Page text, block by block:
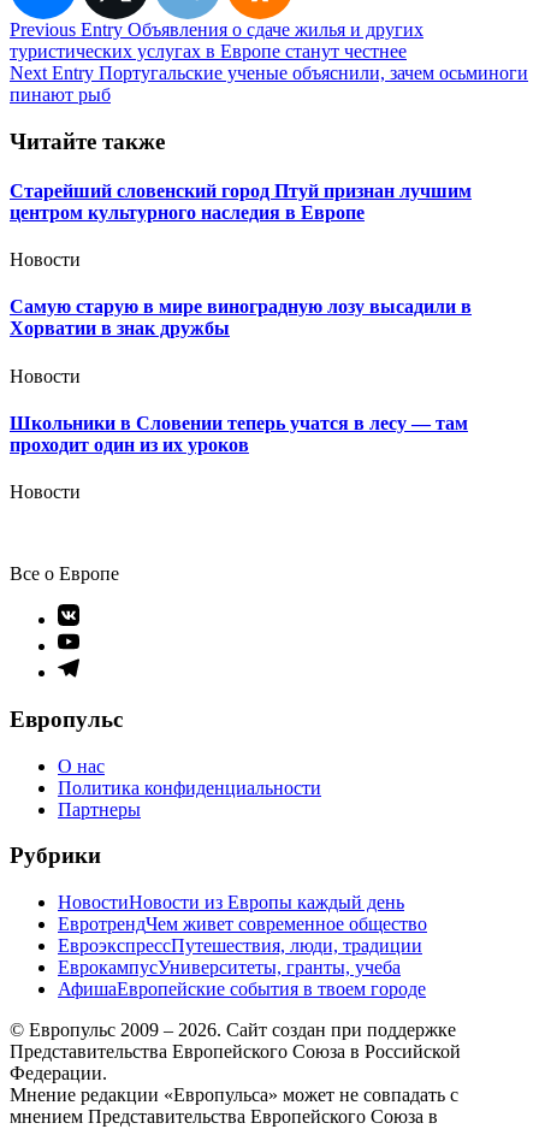
Навигация
по
записям
Previous Entry Объявления о сдаче жилья и других
туристических услугах в Европе станут честнее
Next Entry Португальские ученые объяснили, зачем осьминоги
пинают рыб
Читайте также
Старейший словенский город Птуй признан лучшим
центром культурного наследия в Европе
Новости
Самую старую в мире виноградную лозу высадили в
Хорватии в знак дружбы
Новости
Школьники в Словении теперь учатся в лесу — там
проходит один из их уроков
Новости
Все о Европе
Элемент
меню
Элемент
меню
Элемент
Европульс
О нас
Политика конфиденциальности
Партнеры
Рубрики
НовостиНовости из Европы каждый день
ЕвротрендЧем живет современное общество
ЕвроэкспрессПутешествия, люди, традиции
ЕврокампусУниверситеты, гранты, учеба
АфишаЕвропейские события в твоем городе
© Европульс 2009 – 2026. Сайт создан при поддержке
Представительства Европейского Союза в Российской
Федерации.
Мнение редакции «Европульса» может не совпадать с
мнением Представительства Европейского Союза в